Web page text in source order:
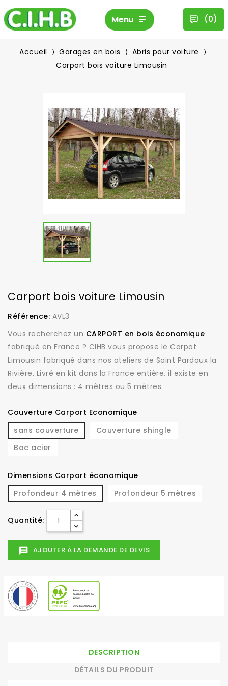
Menu (0)
Accueil Garages en bois
Abris pour voiture
Carport bois voiture Limousin
Carport bois voiture Limousin
Référence: AVL3
Vous recherchez un CARPORT en bois économique
fabriqué en France ? CIHB vous propose le Carpot
Limousin fabriqué dans nos ateliers de Saint Pardoux la
Rivière. Livré en kit dans la France entière, il existe en
deux dimensions : 4 mètres ou 5 mètres.
Couverture Carport Economique
sans couverture
Couverture shingle
Bac acier
Dimensions Carport économique
Profondeur 4 mètres
Profondeur 5 mètres
Quantité:
message AJOUTER À LA DEMANDE DE DEVIS
DESCRIPTION
DÉTAILS DU PRODUIT